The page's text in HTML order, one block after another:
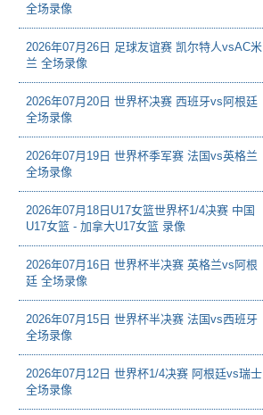
全场录像
2026年07月26日 足球友谊赛 凯尔特人vsAC米
兰 全场录像
2026年07月20日 世界杯决赛 西班牙vs阿根廷
全场录像
2026年07月19日 世界杯季军赛 法国vs英格兰
全场录像
2026年07月18日U17女篮世界杯1/4决赛 中国
U17女篮 - 加拿大U17女篮 录像
2026年07月16日 世界杯半决赛 英格兰vs阿根
廷 全场录像
2026年07月15日 世界杯半决赛 法国vs西班牙
全场录像
2026年07月12日 世界杯1/4决赛 阿根廷vs瑞士
全场录像